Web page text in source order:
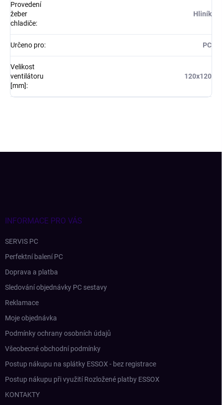
Provedení
žeber
chladiče:
Hliník
Určeno pro: PC
Velikost
ventilátoru
[mm]:
120x120
INFORMACE PRO VÁS
SERVIS PC
Perfektní balení PC
Doprava a platba
Sledování objednávky PC sestavy
Reklamace
Moje objednávka
Podmínky ochrany osobních údajů
Všeobecné obchodní podmínky
Postup nákupu na splátky ESSOX - bez registrace
Postup nákupu při využití Rozložené platby ESSOX
KONTAKTY